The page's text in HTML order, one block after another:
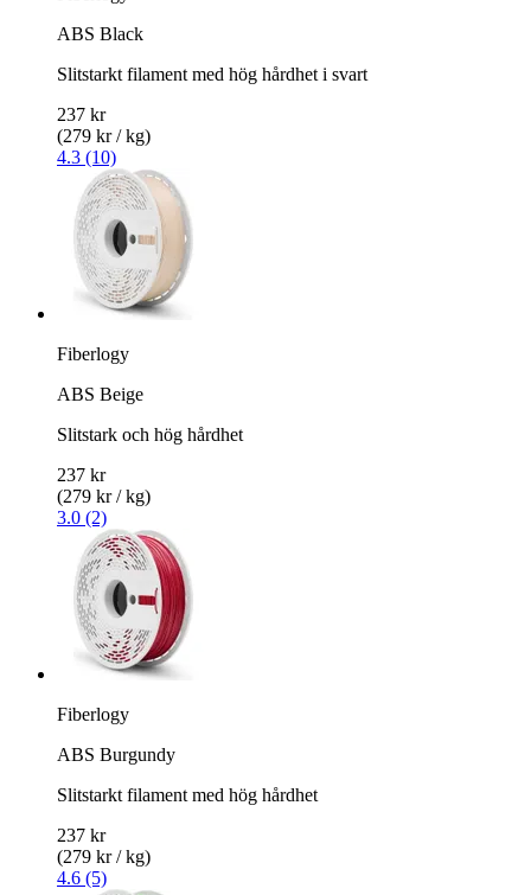
ABS Black
Slitstarkt filament med hög hårdhet i svart
237 kr
(279 kr / kg)
4.3 (10)
Fiberlogy
ABS Beige
Slitstark och hög hårdhet
237 kr
(279 kr / kg)
3.0 (2)
Fiberlogy
ABS Burgundy
Slitstarkt filament med hög hårdhet
237 kr
(279 kr / kg)
4.6 (5)